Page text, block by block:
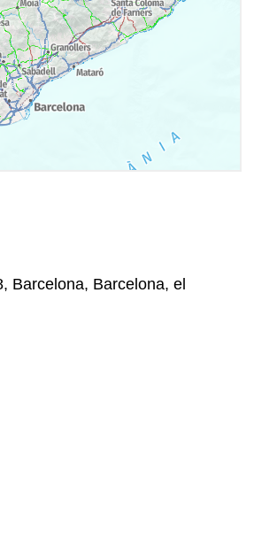
Barcelona, Barcelona, el